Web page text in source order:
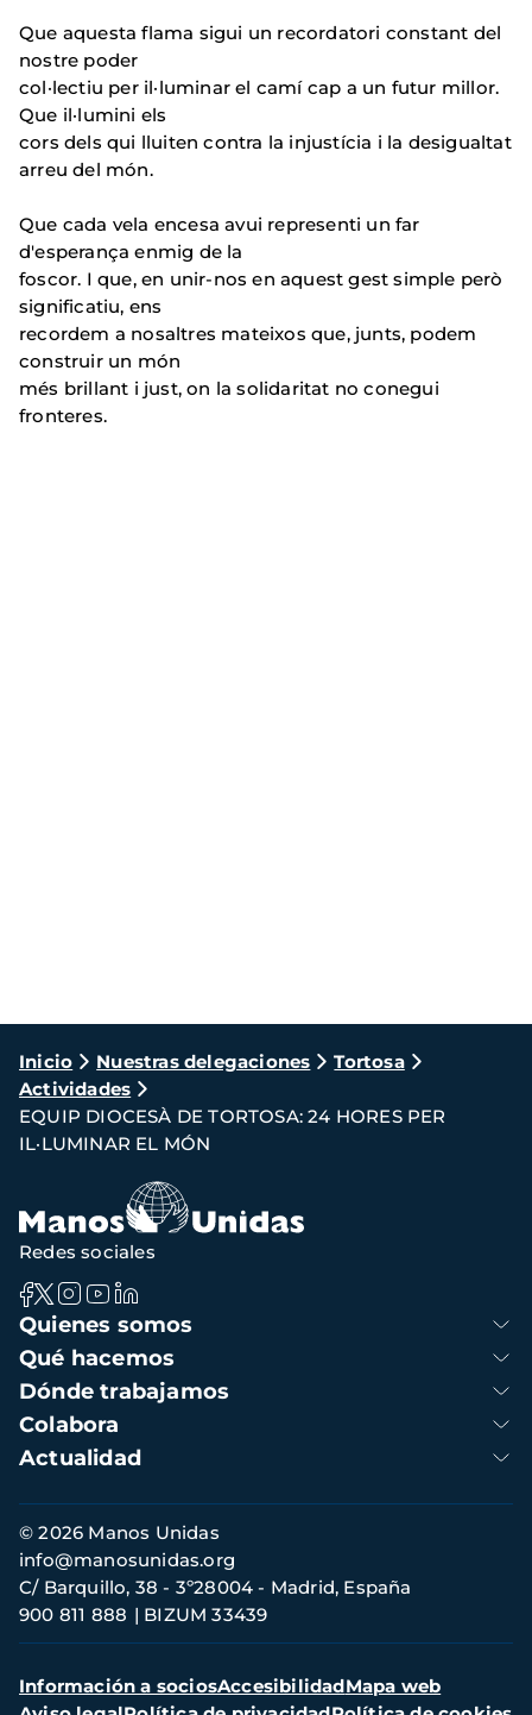
Que aquesta flama sigui un recordatori constant del
nostre poder
col·lectiu per il·luminar el camí cap a un futur millor.
Que il·lumini els
cors dels qui lluiten contra la injustícia i la desigualtat
arreu del món.
Que cada vela encesa avui representi un far
d'esperança enmig de la
foscor. I que, en unir-nos en aquest gest simple però
significatiu, ens
recordem a nosaltres mateixos que, junts, podem
construir un món
més brillant i just, on la solidaritat no conegui
fronteres.
Ruta
de
navegación
Inicio Nuestras delegaciones
Tortosa
Actividades
EQUIP DIOCESÀ DE TORTOSA: 24 HORES PER
IL·LUMINAR EL MÓN
Navegación
principal
Quienes somos
Qué hacemos
Dónde trabajamos
Colabora
Actualidad
Redes sociales
Información
de
contacto
© 2026 Manos Unidas
C/ Barquillo, 38 - 3º28004 - Madrid, España
900 811 888
BIZUM 33439
info@manosunidas.org
Menú
secundario
Información a sociosAccesibilidadMapa web